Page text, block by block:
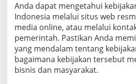
Anda dapat mengetahui
Indonesia melalui situs web
media online, atau melalui
pemerintah. Pastikan Anda
yang mendalam tentang
bagaimana kebijakan tersebut
bisnis dan masyarakat.